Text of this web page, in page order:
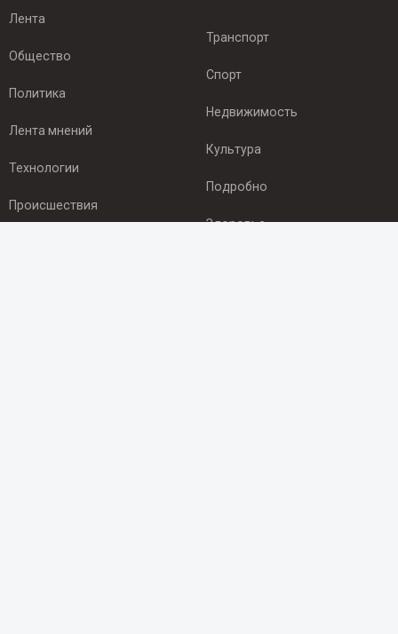
Лента
Общество
Политика
Лента мнений
Технологии
Происшествия
Транспорт
Спорт
Недвижимость
Культура
Подробно
Здоровье